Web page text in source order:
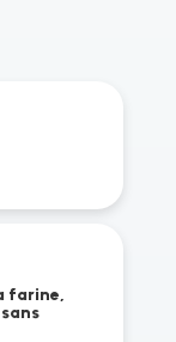
farine,